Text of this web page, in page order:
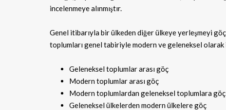
incelenmeye alınmıştır.
Genel itibarıyla bir ülkeden diğer ülkeye yerleşmeyi göç
toplumları genel tabiriyle modern ve geleneksel olarak
Geleneksel toplumlar arası göç
Modern toplumlar arası göç
Modern toplumlardan geleneksel toplumlara göç
Geleneksel ülkelerden modern ülkelere göç